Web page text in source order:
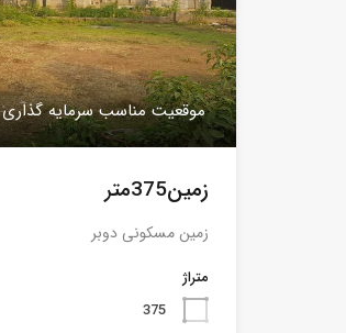
موقعیت مناسب سرمایه گذاری
زمین375متر
زمین مسکونی دوبر
متراژ
375